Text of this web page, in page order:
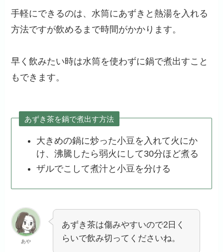
手軽にできるのは、水筒にあずきと熱湯を入れる
方法ですが飲めるまで時間がかかります。
早く飲みたい時は水筒を使わずに鍋で煮出すこと
もできます。
あずき茶を鍋で煮出す方法
大きめの鍋に炒った小豆を入れて火にか
け、沸騰したら弱火にして30分ほど煮る
ザルでこして煮汁と小豆を分ける
あや
あずき茶は傷みやすいので2日く
らいで飲み切ってくださいね。